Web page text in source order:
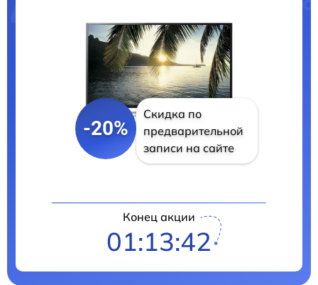
-20%
Скидка по
предварительной
записи на сайте
Конец акции
01:13:41